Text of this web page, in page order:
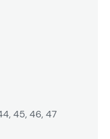
45, 46, 47